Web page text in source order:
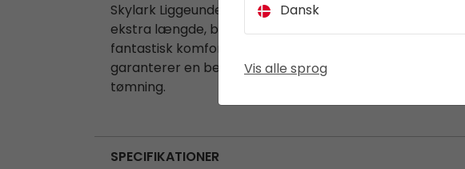
Skylark Liggeunderlag Single 10.0 cm er et luksuriøs
ekstra længde, bredde og en tykkelse på hele 10 cm
fantastisk komfort. Den klassiske rektangulære form
garanterer en behagelig, støjfri nat. Easy Valve System
tømning.
SPECIFIKATIONER
Dansk
Vis alle sprog